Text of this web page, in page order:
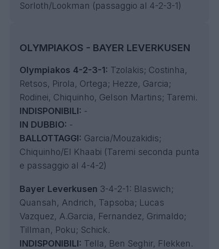
Sorloth/Lookman (passaggio al 4-2-3-1)
OLYMPIAKOS - BAYER LEVERKUSEN
Olympiakos 4-2-3-1: Tzolakis; Costinha,
Retsos, Pirola, Ortega; Hezze, Garcia;
Rodinei, Chiquinho, Gelson Martins; Taremi.
INDISPONIBILI: -
IN DUBBIO: -
BALLOTTAGGI: Garcia/Mouzakidis;
Chiquinho/El Khaabi (Taremi seconda punta
e passaggio al 4-4-2)
Bayer Leverkusen 3-4-2-1: Blaswich;
Quansah, Andrich, Tapsoba; Lucas
Vazquez, A.Garcia, Fernandez, Grimaldo;
Tillman, Poku; Schick.
INDISPONIBILI: Tella, Ben Seghir, Flekken.